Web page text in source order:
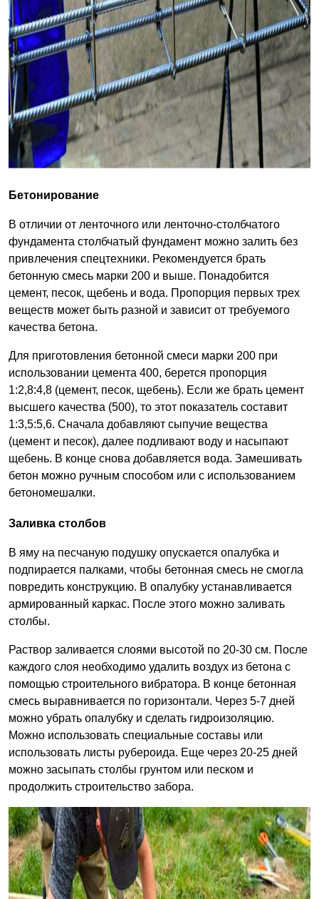
Бетонирование
В отличии от ленточного или ленточно-столбчатого
фундамента столбчатый фундамент можно залить без
привлечения спецтехники. Рекомендуется брать
бетонную смесь марки 200 и выше. Понадобится
цемент, песок, щебень и вода. Пропорция первых трех
веществ может быть разной и зависит от требуемого
качества бетона.
Для приготовления бетонной смеси марки 200 при
использовании цемента 400, берется пропорция
1:2,8:4,8 (цемент, песок, щебень). Если же брать цемент
высшего качества (500), то этот показатель составит
1:3,5:5,6. Сначала добавляют сыпучие вещества
(цемент и песок), далее подливают воду и насыпают
щебень. В конце снова добавляется вода. Замешивать
бетон можно ручным способом или с использованием
бетономешалки.
Заливка столбов
В яму на песчаную подушку опускается опалубка и
подпирается палками, чтобы бетонная смесь не смогла
повредить конструкцию. В опалубку устанавливается
армированный каркас. После этого можно заливать
столбы.
Раствор заливается слоями высотой по 20-30 см. После
каждого слоя необходимо удалить воздух из бетона с
помощью строительного вибратора. В конце бетонная
смесь выравнивается по горизонтали. Через 5-7 дней
можно убрать опалубку и сделать гидроизоляцию.
Можно использовать специальные составы или
использовать листы рубероида. Еще через 20-25 дней
можно засыпать столбы грунтом или песком и
продолжить строительство забора.